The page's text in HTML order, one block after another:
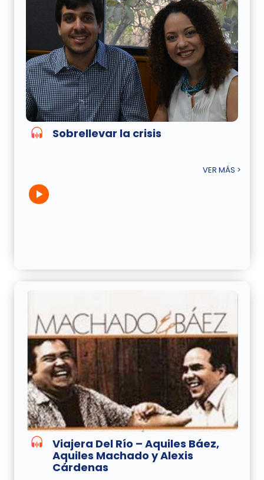
Sobrellevar la crisis
VER MÁS >
Viajera Del Río – Aquiles Báez,
Aquiles Machado y Alexis
Cárdenas